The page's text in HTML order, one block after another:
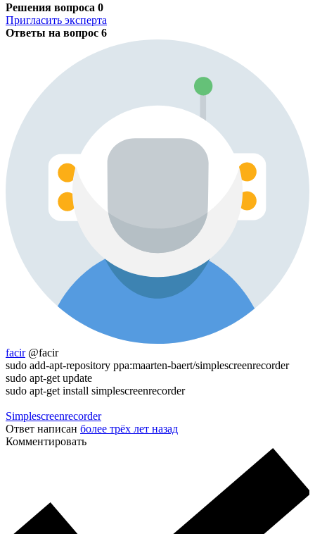
Решения вопроса 0
Пригласить эксперта
Ответы на вопрос 6
facir @facir
sudo add-apt-repository ppa:maarten-baert/simplescreenrecorder
sudo apt-get update
sudo apt-get install simplescreenrecorder
Simplescreenrecorder
Ответ написан более трёх лет назад
Комментировать